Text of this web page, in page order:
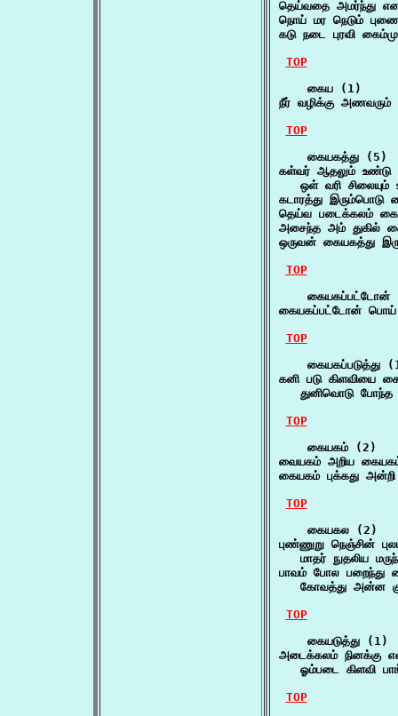
தெய்வதை அமர்ந்து
நொய் மர நெடும்
கடு நடை புரவி
TOP
    கைய (1)
நீர் வழிக்கு
TOP
    கையகத்து (5)
கள்வர் ஆதலும் உண்டு
ஒள் வரி சிலையும்
கடாரத்து
தெய்வ படைக்கலம்
அசைந்த அம் துகில்
ஒருவன் கையகத்து
TOP
கையகப்பட்டோன்
கையகப்பட்டோன்
TOP
கையகப்படுத்து
கனி படு கிளவியை
துனிவொடு
TOP
    கையகம் (2)
வையகம் அறிய
கையகம் புக்கது
TOP
    கையகல (2)
புண்ணுறு நெஞ்சின்
மாதர் நுதலிய
பாவம் போல பறைந்து
கோவத்து அன்ன
TOP
    கையடுத்து (1)
அடைக்கலம் நினக்கு
ஓம்படை கிளவி
TOP